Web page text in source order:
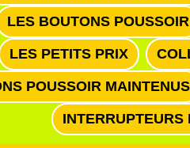
LES BOUTONS POUSSOIR
LES PETITS PRIX
POUSSOIR MAINTENUS
INTERRUPTEURS